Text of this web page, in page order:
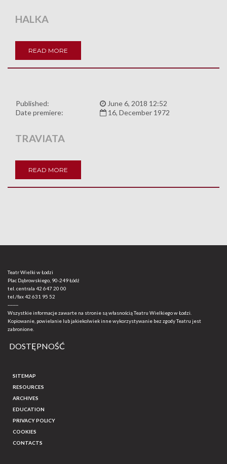
HALKA
READ MORE
Published:
June 6, 2018 12:52
Date premiere:
16, December 1972
TRAVIATA
READ MORE
Teatr Wielki w Łodzi
Plac Dąbrowskiego, 90-249 Łódź
tel. centrala 42 647 20 00
tel./fax42 631 95 52
-------
Wszystkie informacje zawarte na stronie są własnością Teatru Wielkiego w Łodzi.
Kopiowanie, powielanie lub jakiekolwiek inne wykorzystywanie bez zgody Teatru jest
zabronione.
DOSTĘPNOŚĆ
SITEMAP
RESOURCES
ARCHIVES
EDUCATION
PRIVACY POLICY
COOKIES
CONTACTS